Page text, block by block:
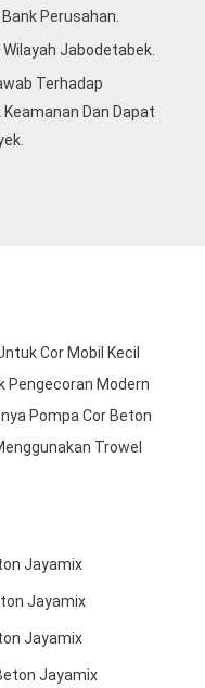
Perusahan.
Jabodetabek.
Terhadap
Dan Dapat
Cor Mobil Kecil
Pengecoran Modern
Pompa Cor Beton
Trowel
Jayamix
Jayamix
Jayamix
Jayamix